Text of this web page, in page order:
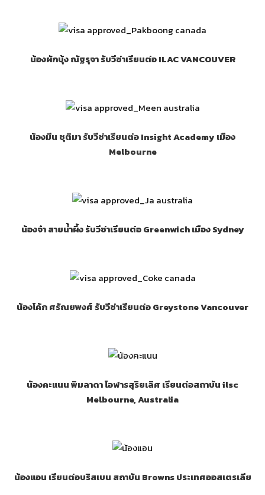
น้องผักบุ้ง ณัฐรุจา รับวีซ่าเรียนต่อ ILAC VANCOUVER
น้องมีน ชุติมา รับวีซ่าเรียนต่อ Insight Academy เมือง
Melbourne
น้องจ๋า สายน้ำผึ้ง รับวีซ่าเรียนต่อ Greenwich เมือง Sydney
น้องโค้ก ศรัณยพงศ์ รับวีซ่าเรียนต่อ Greystone Vancouver
น้องคะแนน พิมลาดา โอฬารสุริยเลิศ เรียนต่อสถาบัน ilsc
Melbourne, Australia
น้องแอน เรียนต่อบริสเบน สถาบัน Browns ประเทศออสเตรเลีย